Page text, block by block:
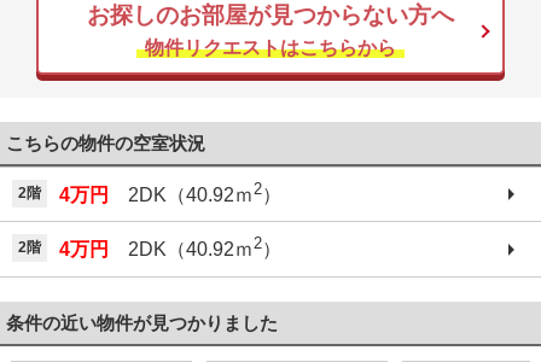
お探しのお部屋が見つからない方へ
物件リクエストはこちらから
こちらの物件の空室状況
2階 4万円 2DK（40.92ｍ2）
2階 4万円 2DK（40.92ｍ2）
条件の近い物件が見つかりました